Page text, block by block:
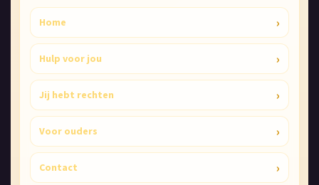
Home ›
Hulp voor jou ›
Jij hebt rechten ›
Voor ouders ›
Contact ›